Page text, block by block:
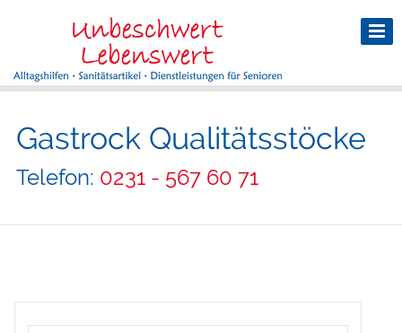
Gastrock Qualitätsstöcke
Telefon: 0231 - 567 60 71